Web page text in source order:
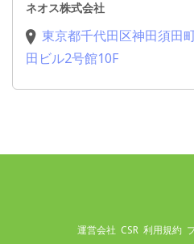
ネオス株式会社
東京都千代田区神田須田
田ビル2号館10F
運営会社 CSR 利用規約